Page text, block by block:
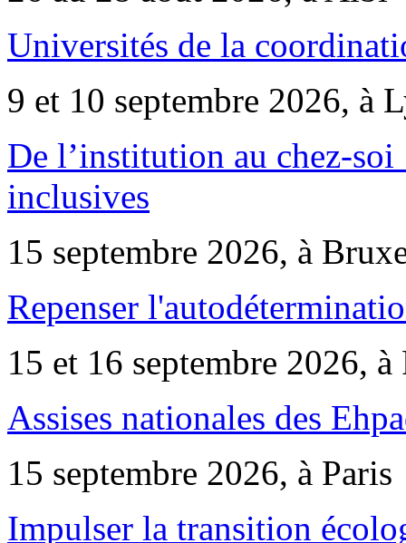
Universités de la
9 et 10 septembre 2026, à
De l’institution au chez-
inclusives
15 septembre 2026, à
Repenser
15 et 16 septembre 2026, à
Assises nationales des
15 septembre 2026, à Paris
Impulser la transition